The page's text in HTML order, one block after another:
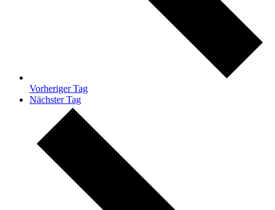
Vorheriger Tag
Nächster Tag